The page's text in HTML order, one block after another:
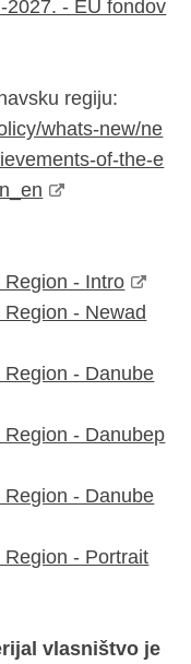
2027. - EU fondov
regiju:
whats-new/ne
of-the-e
- Intro
- Newad
- Danube
- Danubep
- Danube
- Portrait
vlasništvo je